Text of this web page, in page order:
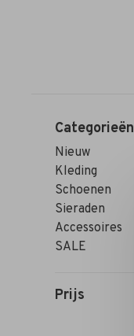
Categorieën
Nieuw
Kleding
Schoenen
Sieraden
Accessoires
SALE
Prijs